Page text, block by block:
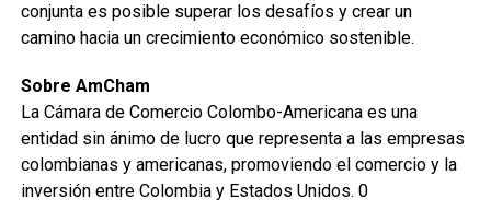
conjunta es posible superar los desafíos y crear un
camino hacia un crecimiento económico sostenible.
Sobre AmCham
La Cámara de Comercio Colombo-Americana es una
entidad sin ánimo de lucro que representa a las empresas
colombianas y americanas, promoviendo el comercio y la
inversión entre Colombia y Estados Unidos. 0